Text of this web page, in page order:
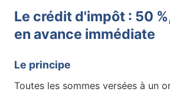
Le crédit d'impôt : 50
en avance immédiate
Le principe
Toutes les sommes versées à un